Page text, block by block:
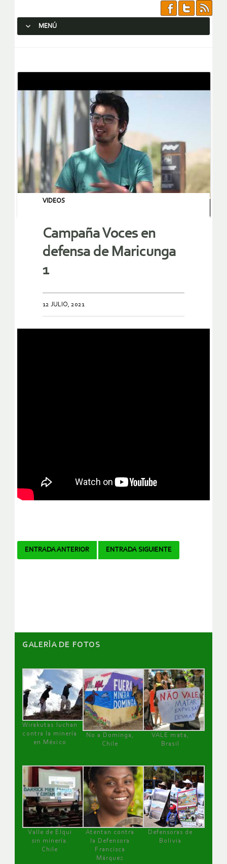
MENÚ
VIDEOS
Campaña Voces en
defensa de Maricunga
1
12 JULIO, 2021
Navegador
ENTRADA ANTERIOR ENTRADA SIGUIENTE
GALERÌA DE FOTOS
Wirakutas luchan
contra la minería
en México
No a Dominga,
Chile
VALE mata,
Brasil
Valle de Elqui
sin minería.
Chile
Atentan contra
la Defensora
Francisca
Márquez
Defensoras de
Bolivia